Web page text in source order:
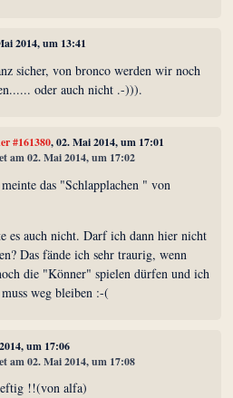
2014, um 13:41
sicher, von bronco werden wir noch
oder auch nicht .-))).
#161380, 02. Mai 2014, um 17:01
am 02. Mai 2014, um 17:02
das "Schlapplachen " von
es auch nicht. Darf ich dann hier nicht
Das fände ich sehr traurig, wenn
die "Könner" spielen dürfen und ich
weg bleiben :-(
um 17:06
am 02. Mai 2014, um 17:08
!!(von alfa)